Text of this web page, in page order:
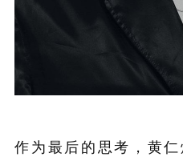
作为最后的思考，黄